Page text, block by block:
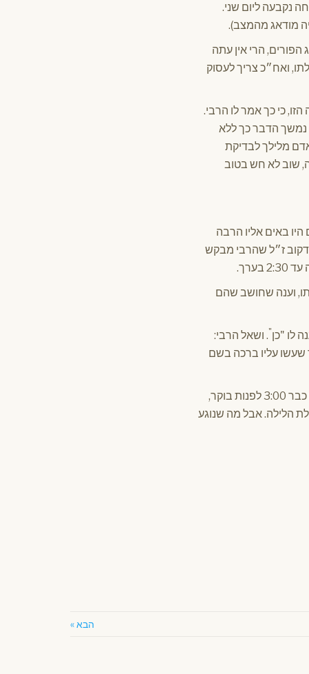
נקבעה ליום שני.
מודאג מהמצב).
הרי אין עתה
ואח״כ צריך לעסוק
כי כך אמר לו הרבי.
נמשך הדבר כך ללא
אדם מלילך לבדיקת
ולאחרי שעברו כ־5 שנים מאותו מקרה, שוב לא חש בטוב
באים אליו הרבה
הרב חדקוב ז״ל שהרבי מבקש
וענה שחושב שהם
לו "כן". ושאל הרבי:
שעשו עליו ברכה בשם
האבא התחיל להתפלפל ולומר הסברים שונים בזה, אבל הרבי אמר לו: "כבוד הרב הארליג, עכשיו כבר 3:00 לפנות בוקר,
הלילה. אבל מה שנוגע
הבא »